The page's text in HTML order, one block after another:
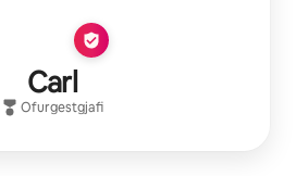
Carl
Ofurgestgjafi